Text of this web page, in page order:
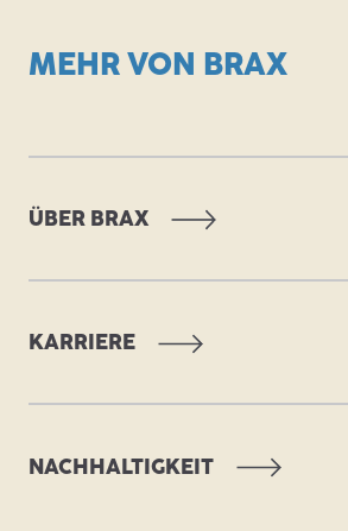
MEHR VON BRAX
ÜBER BRAX
KARRIERE
NACHHALTIGKEIT